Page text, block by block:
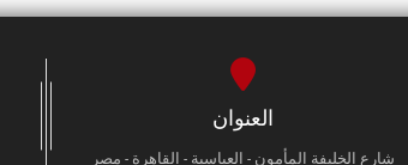
العنوان
شارع الخليفة المأمون - العباسية - القاهرة - مصر